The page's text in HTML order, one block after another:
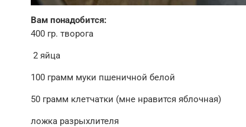
Вам понадобится:
400 гр. творога
2 яйца
100 грамм муки пшеничной белой
50 грамм клетчатки (мне нравится яблочная)
ложка разрыхлителя